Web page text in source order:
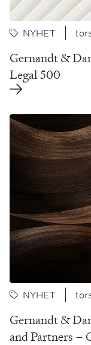
NYHET
Gernandt &
Legal 500
NYHET
Gernandt &
and Partners –